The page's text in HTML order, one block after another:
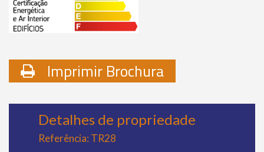
Imprimir Brochura
Detalhes de propriedade
Referência: TR28